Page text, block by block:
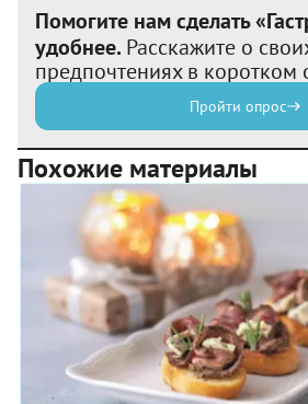
Помогите нам сделать
удобнее. Расскажите о
предпочтениях в коротком
Пройти опрос
Похожие материалы